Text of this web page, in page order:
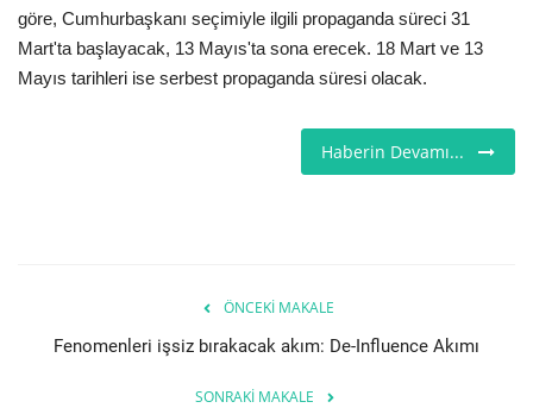
Seri İlanlar
Kültür - Sanat
göre, Cumhurbaşkanı seçimiyle ilgili propaganda süreci 31
Mart'ta başlayacak, 13 Mayıs'ta sona erecek. 18 Mart ve 13
Mayıs tarihleri ise serbest propaganda süresi olacak.
Haberin Devamı...
ÖNCEKI MAKALE
Fenomenleri işsiz bırakacak akım: De-Influence Akımı
SONRAKI MAKALE